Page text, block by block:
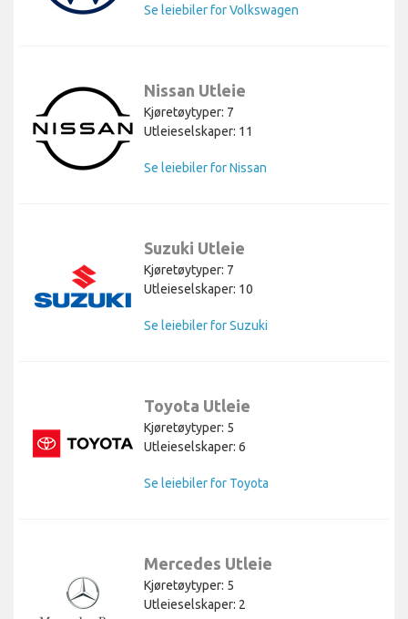
Se leiebiler for Volkswagen
Nissan Utleie
Kjøretøytyper: 7
Utleieselskaper: 11
Se leiebiler for Nissan
Suzuki Utleie
Kjøretøytyper: 7
Utleieselskaper: 10
Se leiebiler for Suzuki
Toyota Utleie
Kjøretøytyper: 5
Utleieselskaper: 6
Se leiebiler for Toyota
Mercedes Utleie
Kjøretøytyper: 5
Utleieselskaper: 2